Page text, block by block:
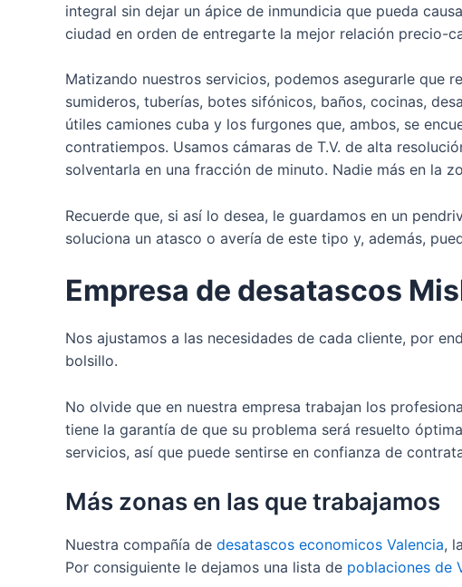
integral sin dejar un ápice de inmundicia que pueda
ciudad en orden de entregarte la mejor relación precio-
Matizando nuestros servicios, podemos asegurarle que
sumideros, tuberías, botes sifónicos, baños, cocinas,
útiles camiones cuba y los furgones que, ambos, se
contratiempos. Usamos cámaras de T.V. de alta
solventarla en una fracción de minuto. Nadie más en la
Recuerde que, si así lo desea, le guardamos en un
soluciona un atasco o avería de este tipo y, además,
Empresa de desatascos
Nos ajustamos a las necesidades de cada cliente, por
bolsillo.
No olvide que en nuestra empresa trabajan los
tiene la garantía de que su problema será resuelto
servicios, así que puede sentirse en confianza de
Más zonas en las que trabajamos
Nuestra compañía de desatascos economicos Valencia,
Por consiguiente le dejamos una lista de poblaciones de